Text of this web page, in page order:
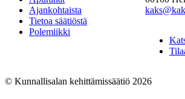
Ajankohtaista
Tietoa säätiöstä
Polemiikki
© Kunnallisalan kehittämissäätiö 2026